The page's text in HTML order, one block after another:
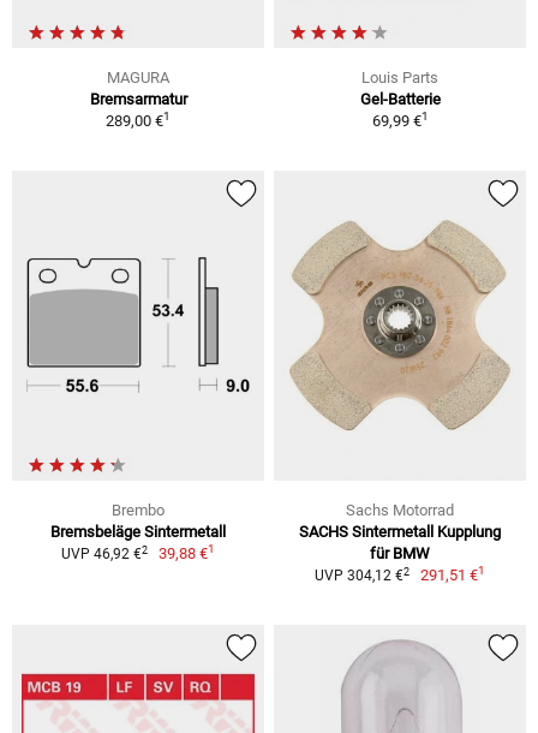
MAGURA
Bremsarmatur
289,00 €1
Louis Parts
Gel-Batterie
69,99 €1
Brembo
Bremsbeläge Sintermetall
UVP 46,92 €2 39,88 €1
Sachs Motorrad
SACHS Sintermetall Kupplung
für BMW
UVP 304,12 €2 291,51 €1